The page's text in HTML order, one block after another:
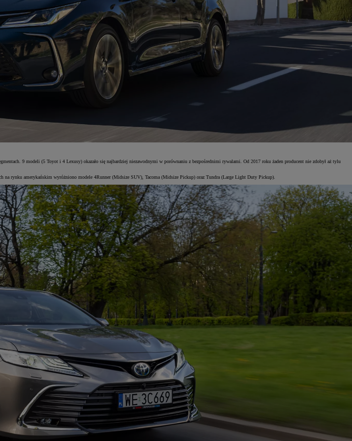
9 modeli (5 Toyot i 4 Lexusy) okazało się najbardziej niezawodnymi w porównaniu z bezpośrednimi rywalami. Od 2017 roku żaden producent nie zdobył aż tylu
na rynku amerykańskim wyróżniono modele 4Runner (Midsize SUV), Tacoma (Midsize Pickup) oraz Tundra (Large Light Duty Pickup).